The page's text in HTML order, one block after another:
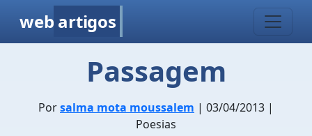
web artigos
Passagem
Porsalma mota moussalem | 03/04/2013 |
Poesias